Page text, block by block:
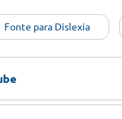
Fonte para Dislexia